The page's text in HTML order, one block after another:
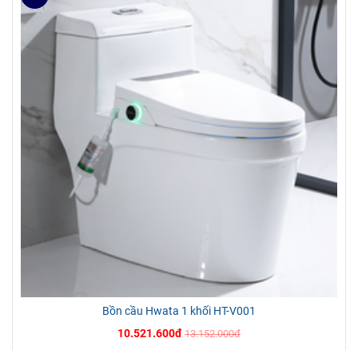
Bồn cầu Hwata 1 khối HT-V001
10.521.600đ 13.152.000đ